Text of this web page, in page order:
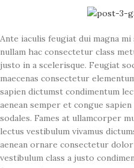
Ante iaculis feugiat dui magna
nullam hac consectetur class
justo in a scelerisque. Feugiat
maecenas consectetur
sapien dictumst condimentum
aenean semper et congue
sodales. Fames at ullamcorper
lectus vestibulum vivamus
aenean ornare consectetur dolor
vestibulum class a justo